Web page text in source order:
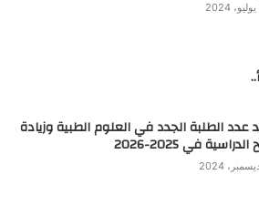
عدد الطلبة الجدد في العلوم الطبية وزيادة
في 2025-2026